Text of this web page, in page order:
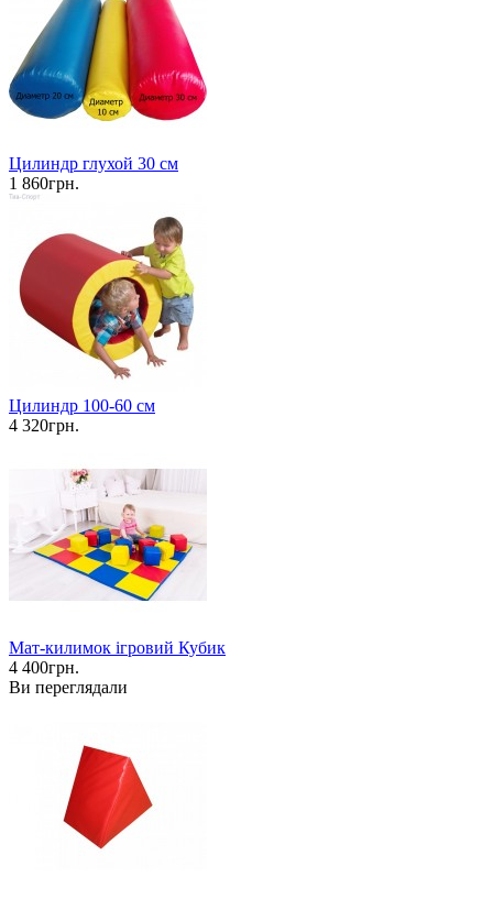
Цилиндр глухой 30 см
1 860грн.
Цилиндр 100-60 см
4 320грн.
Мат-килимок ігровий Кубик
4 400грн.
Ви переглядали